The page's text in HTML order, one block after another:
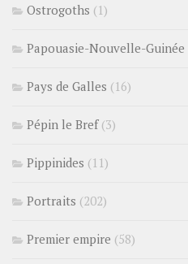
Ostrogoths (1)
Papouasie-Nouvelle-Guinée
Pays de Galles (16)
Pépin le Bref(3)
Pippinides (11)
Portraits (202)
Premier empire (58)